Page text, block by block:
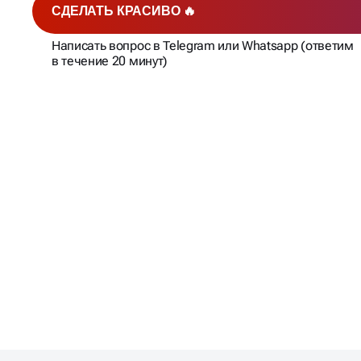
СДЕЛАТЬ КРАСИВО 🔥
Написать вопрос в Telegram или Whatsapp (ответим
в течение 20 минут)